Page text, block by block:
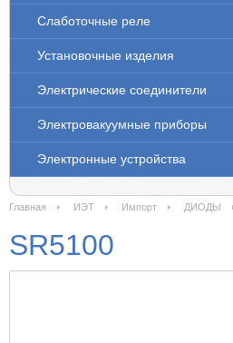
Слаботочные реле
Установочные изделия
Электрические соединители
Электровакуумные приборы
Электронные устройства
Главная ИЭТ Импорт ДИОДЫ
SR5100